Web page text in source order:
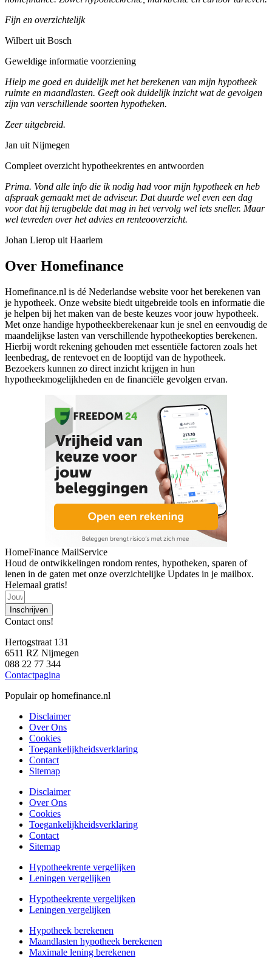
Fijn en overzichtelijk
Wilbert uit Bosch
Geweldige informatie voorziening
Hielp me goed en duidelijk met het berekenen van mijn hypotheek
ruimte en maandlasten. Geeft ook duidelijk inzicht wat de gevolgen
zijn van verschillende soorten hypotheken.
Zeer uitgebreid.
Jan uit Nijmegen
Compleet overzicht hypotheekrentes en antwoorden
Prima. Vond alle info die ik nodig had voor mijn hypotheek en heb
afspraak gemaakt met de adviseur. Dat duurde wel even een dag
voor dat hij terugbelde dat mag in het vervolg wel iets sneller. Maar
wel tevreden over het advies en renteooverzicht.
Johan Lierop uit Haarlem
Over Homefinance
Homefinance.nl is dé Nederlandse website voor het berekenen van
je hypotheek. Onze website biedt uitgebreide tools en informatie die
je helpen bij het maken van de beste keuzes voor jouw hypotheek.
Met onze handige hypotheekberekenaar kun je snel en eenvoudig de
maandelijkse lasten van verschillende hypotheekopties berekenen.
Hierbij wordt rekening gehouden met essentiële factoren zoals het
leenbedrag, de rentevoet en de looptijd van de hypotheek.
Bezoekers kunnen zo direct inzicht krijgen in hun
hypotheekmogelijkheden en de financiële gevolgen ervan.
HomeFinance MailService
Houd de ontwikkelingen rondom rentes, hypotheken, sparen of
lenen in de gaten met onze overzichtelijke Updates in je mailbox.
Helemaal gratis!
Inschrijven
Contact ons!
Hertogstraat 131
6511 RZ Nijmegen
088 22 77 344
Contactpagina
Populair op homefinance.nl
Disclaimer
Over Ons
Cookies
Toegankelijkheidsverklaring
Contact
Sitemap
Disclaimer
Over Ons
Cookies
Toegankelijkheidsverklaring
Contact
Sitemap
Hypotheekrente vergelijken
Leningen vergelijken
Hypotheekrente vergelijken
Leningen vergelijken
Hypotheek berekenen
Maandlasten hypotheek berekenen
Maximale lening berekenen